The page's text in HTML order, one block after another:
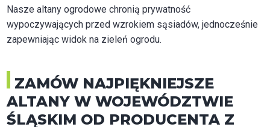
Nasze altany ogrodowe chronią prywatność
wypoczywających przed wzrokiem sąsiadów, jednocześnie
zapewniając widok na zieleń ogrodu.
ZAMÓW NAJPIĘKNIEJSZE
ALTANY W WOJEWÓDZTWIE
ŚLĄSKIM OD PRODUCENTA Z